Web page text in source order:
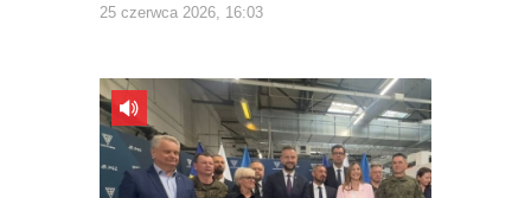
25 czerwca 2026, 16:03